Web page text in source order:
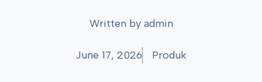
Written by admin
June 17, 2026 Produk